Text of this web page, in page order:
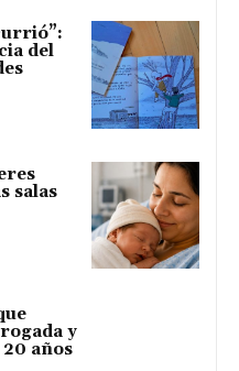
del
salas
y
20 años